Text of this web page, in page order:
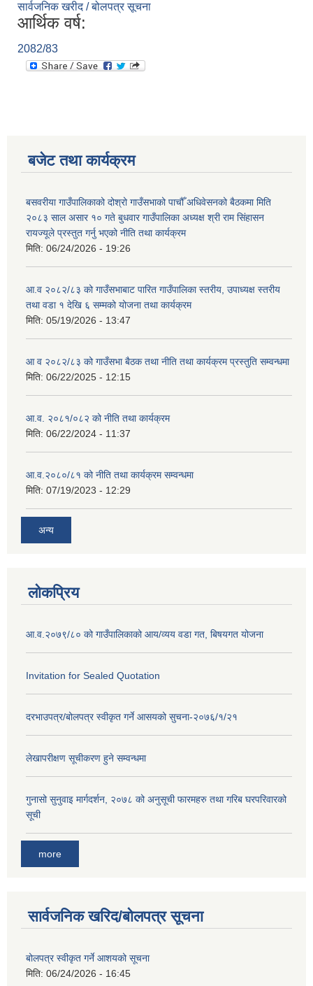
सार्वजनिक खरीद / बोलपत्र सूचना
आर्थिक वर्ष:
2082/83
बजेट तथा कार्यक्रम
बसवरीया गाउँपालिकाको दोश्रो गाउँसभाको पाचौँ अधिवेसनको बैठकमा मिति
२०८३ साल असार १० गते बुधवार गाउँपालिका अध्यक्ष श्री राम सिंहासन
रायज्यूले प्रस्तुत गर्नु भएको नीति तथा कार्यक्रम
मिति: 06/24/2026 - 19:26
आ.व २०८२/८३ को गाउँसभाबाट पारित गाउँपालिका स्तरीय, उपाध्यक्ष स्तरीय
तथा वडा १ देखि ६ सम्मको योजना तथा कार्यक्रम
मिति: 05/19/2026 - 13:47
आ व २०८२/८३ को गाउँसभा बैठक तथा नीति तथा कार्यक्रम प्रस्तुति सम्वन्धमा
मिति: 06/22/2025 - 12:15
आ.व. २०८१/०८२ को नीति तथा कार्यक्रम
मिति: 06/22/2024 - 11:37
आ.व.२०८०/८१ को नीति तथा कार्यक्रम सम्वन्धमा
मिति: 07/19/2023 - 12:29
अन्य
लोकप्रिय
आ.व.२०७९/८० को गाउँपालिकाको आय/व्यय वडा गत, बिषयगत योजना
Invitation for Sealed Quotation
दरभाउपत्र/बोलपत्र स्वीकृत गर्ने आसयको सुचना-२०७६/१/२१
लेखापरीक्षण सूचीकरण हुने सम्वन्धमा
गुनासो सुनुवाइ मार्गदर्शन, २०७८ को अनुसूची फारमहरु तथा गरिब घरपरिवारको
सूची
more
सार्वजनिक खरिद/बोलपत्र सूचना
बोलपत्र स्वीकृत गर्ने आशयको सूचना
मिति: 06/24/2026 - 16:45